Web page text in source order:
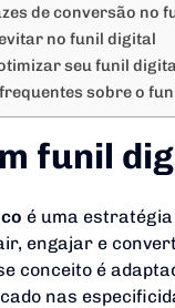
de conversão no
no funil digital
seu funil
frequentes sobre o
funil
é uma
engajar e
conceito é
nas